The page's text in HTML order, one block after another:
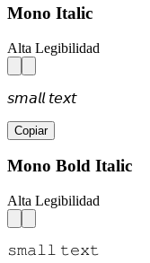
Mono Italic
Alta Legibilidad
𝘴𝘮𝘢𝘭𝘭 𝘵𝘦𝘹𝘵
Copiar
Mono Bold Italic
Alta Legibilidad
𝚜𝚖𝚊𝚕𝚕 𝚝𝚎𝚡𝚝